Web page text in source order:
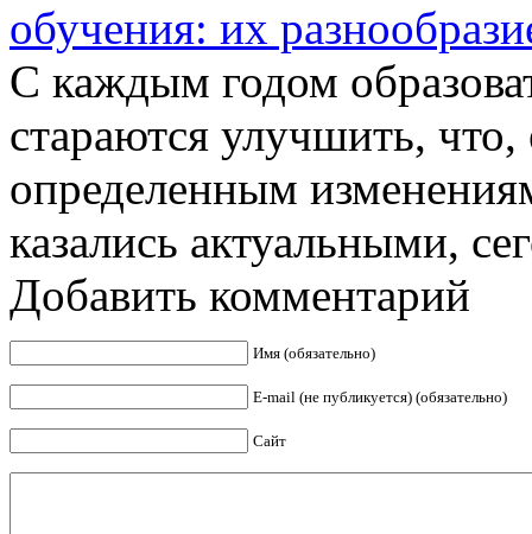
обучения: их
С каждым годом
стараются улучшить,
определенным
казались актуальными,
Добавить комментарий
Имя (обязательно)
E-mail (не публикуется) (обязательно)
Сайт